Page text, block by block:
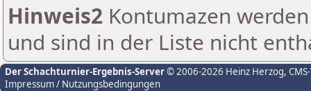
Hinweis2 Kontumazen
und sind in der Liste nicht
Der Schachturnier-Ergebnis-Server© 2006-2026 Heinz Herzog,
Impressum / Nutzungsbedingungen